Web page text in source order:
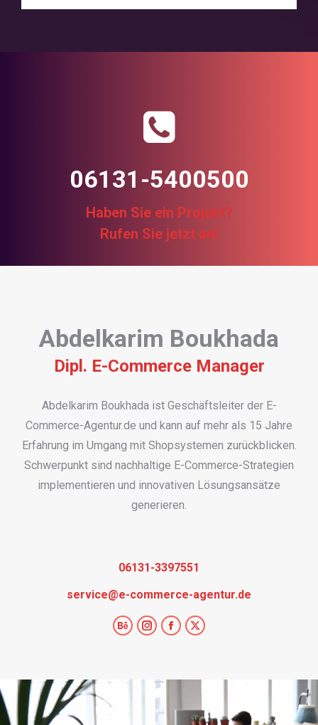
06131-5400500
Haben Sie ein Projekt?
Rufen Sie jetzt an!
Abdelkarim Boukhada
Dipl. E-Commerce Manager
Abdelkarim Boukhada ist Geschäftsleiter der E-
Commerce-Agentur.de und kann auf mehr als 15 Jahre
Erfahrung im Umgang mit Shopsystemen zurückblicken.
Schwerpunkt sind nachhaltige E-Commerce-Strategien
implementieren und innovativen Lösungsansätze
generieren.
06131-3397551
service@e-commerce-agentur.de
BehanceInstagramFacebook
X